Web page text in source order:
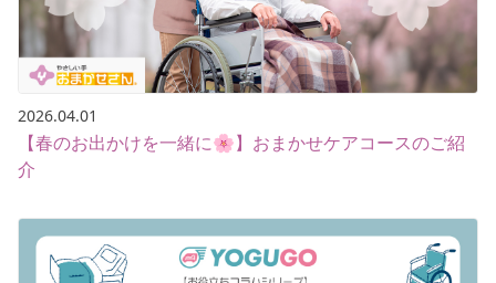
2026.04.01
【春のお出かけを一緒に🌸】おまかせケアコースのご紹
介